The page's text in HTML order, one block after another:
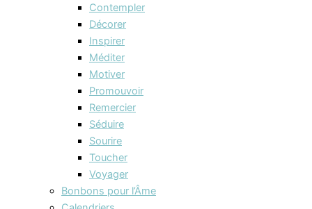
Contempler
Décorer
Inspirer
Méditer
Motiver
Promouvoir
Remercier
Séduire
Sourire
Toucher
Voyager
Bonbons pour l’Âme